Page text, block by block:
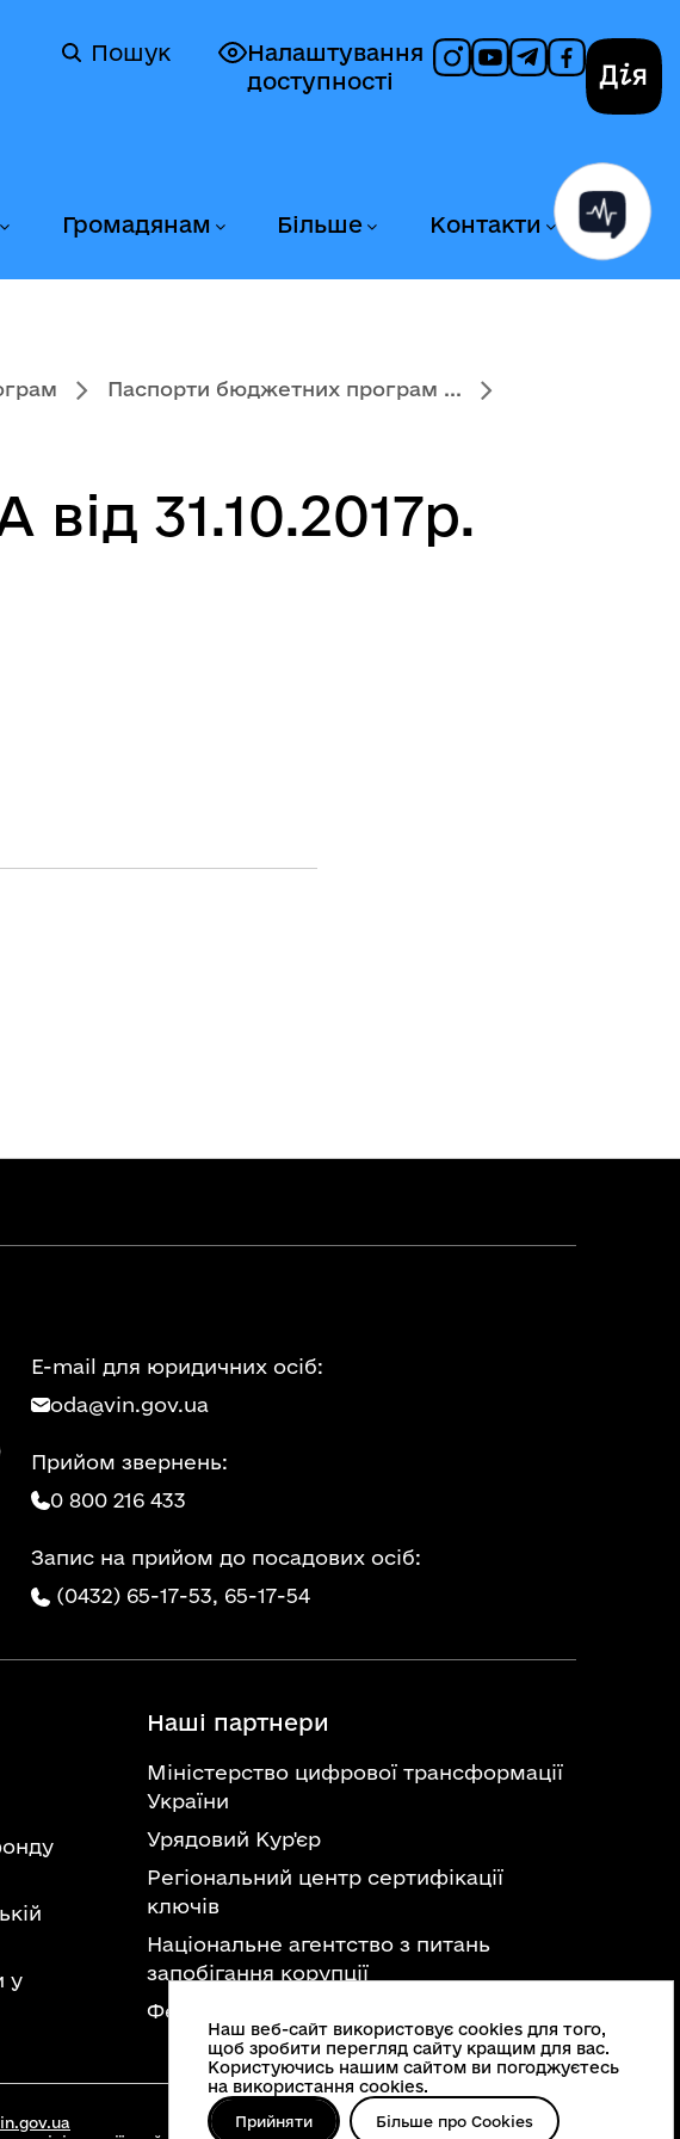
Налаштування
доступності
Пошук
Громадянам Більше Контакти
Паспорти бюджетних програм ...
31.10.2017р.
E-mail для юридичних осіб:
oda@vin.gov.ua
Прийом звернень:
0 800 216 433
Запис на прийом до посадових осіб:
(0432) 65-17-53, 65-17-54
у
Наші партнери
Міністерство цифрової трансформації
України
Урядовий Кур'єр
Регіональний центр сертифікації
ключів
Національне агентство з питань
запобігання корупції
Федерація професійних спілок України
Наш веб-сайт використовує cookies для того,
щоб зробити перегляд сайту кращим для вас.
Користуючись нашим сайтом ви погоджуєтесь
на використання cookies.
Прийняти Більше про Cookies